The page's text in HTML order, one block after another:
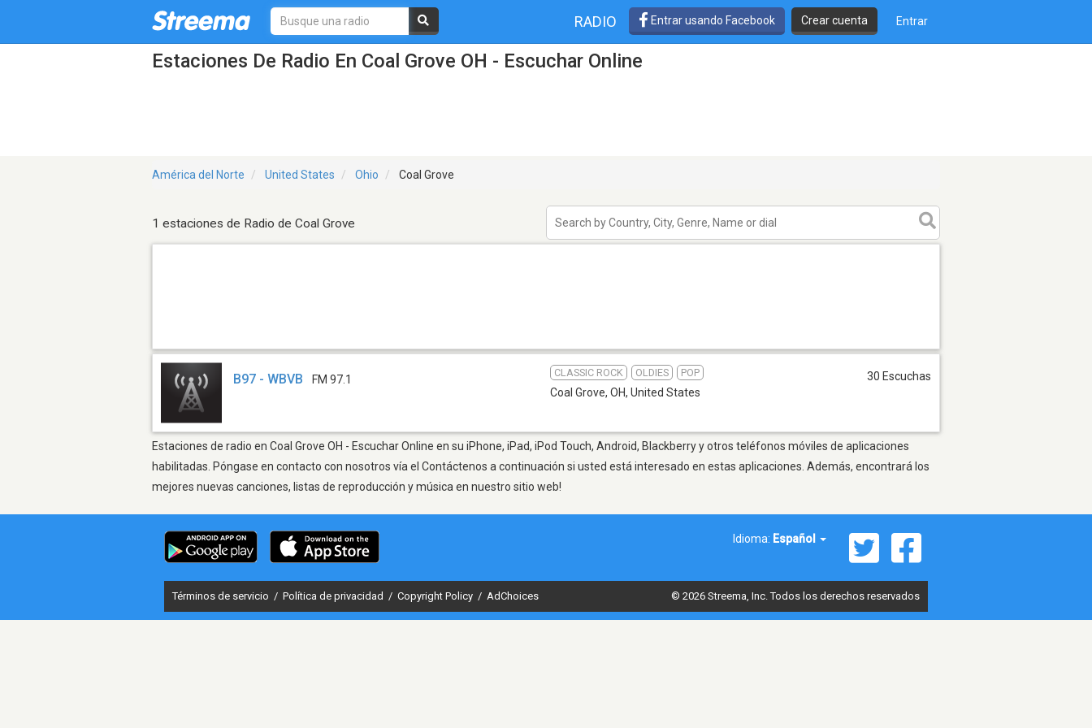
RADIO Entrar usando Facebook Crear cuenta Entrar
Estaciones De Radio En Coal Grove OH - Escuchar Online
América del Norte United States Ohio Coal Grove
1 estaciones de Radio de Coal Grove
B97 - WBVB FM 97.1
CLASSIC ROCK OLDIES POP
Coal Grove, OH, United States
30 Escuchas
Estaciones de radio en Coal Grove OH - Escuchar Online en su iPhone, iPad, iPod Touch, Android, Blackberry y otros teléfonos móviles de aplicaciones
habilitadas. Póngase en contacto con nosotros vía el Contáctenos a continuación si usted está interesado en estas aplicaciones. Además, encontrará los
mejores nuevas canciones, listas de reproducción y música en nuestro sitio web!
Idioma: Español
Términos de servicio / Política de privacidad / Copyright Policy / AdChoices © 2026 Streema, Inc. Todos los derechos reservados